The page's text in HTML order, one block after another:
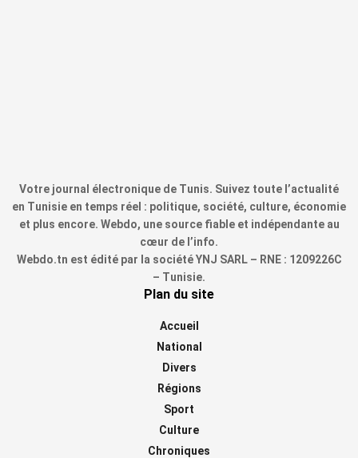
Votre journal électronique de Tunis. Suivez toute l’actualité
en Tunisie en temps réel : politique, société, culture, économie
et plus encore. Webdo, une source fiable et indépendante au
cœur de l’info.
Webdo.tn est édité par la société YNJ SARL – RNE : 1209226C
– Tunisie.
Plan du site
Accueil
National
Divers
Régions
Sport
Culture
Chroniques